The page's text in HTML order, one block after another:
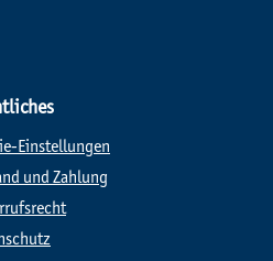
Einstellungen
und Zahlung